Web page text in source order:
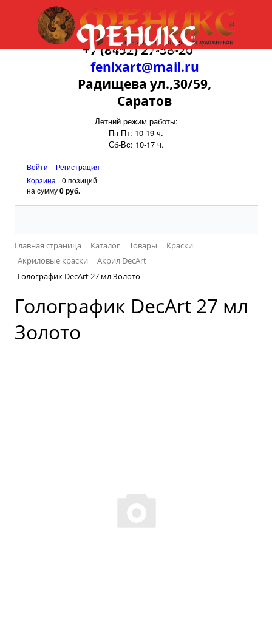
+7 (8452) 27-58-20
fenixart@mail.ru
Радищева ул.,30/59,
Саратов
Летний режим работы:
Пн-Пт: 10-19 ч.
Сб-Вс: 10-17 ч.
Войти
Регистрация
Корзина
0 позиций
на сумму0 руб.
Главная страница Каталог Товары
Краски
Акриловые краски
Акрил DecArt
Голографик DecArt 27 мл Золото
Голографик DecArt 27 мл
Золото